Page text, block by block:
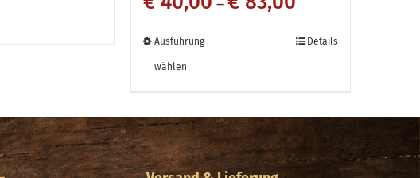
auf.
Die
Optionen
–
Ausführung
wählen
mehrere
Varianten
auf.
Details